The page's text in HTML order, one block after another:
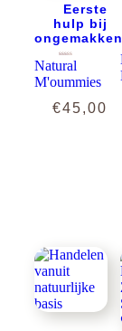
Eerste
hulp bij
ongemakken
Gewaardeerd
5.00
uit 5
Natural
M'oummies
€45,00